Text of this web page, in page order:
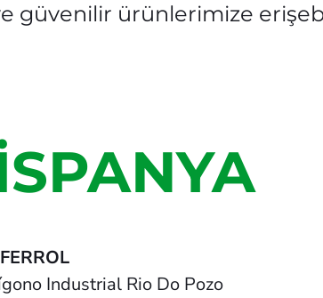
güvenilir ürünlerimize
Industrial Rio Do Pozo